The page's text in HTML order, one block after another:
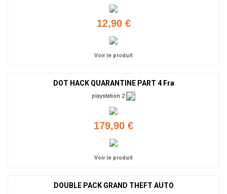
12,90 €
Voir le produit
DOT HACK QUARANTINE PART 4 Fra
playstation 2
179,90 €
Voir le produit
DOUBLE PACK GRAND THEFT AUTO